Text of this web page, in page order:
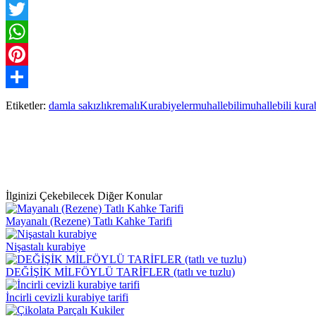
Facebook
Twitter
WhatsApp
Pinterest
Paylaş
Etiketler: damla sakızlıkremalıKurabiyelermuhallebilimuhallebili
İlginizi Çekebilecek Diğer Konular
Mayanalı (Rezene) Tatlı Kahke Tarifi
Nişastalı kurabiye
DEĞİŞİK MİLFÖYLÜ TARİFLER (tatlı ve tuzlu)
İncirli cevizli kurabiye tarifi